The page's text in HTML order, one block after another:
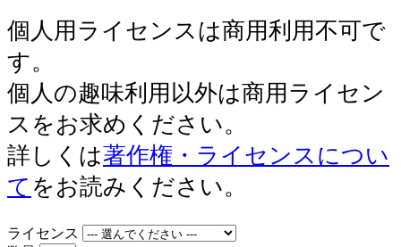
個人用ライセンスは商用利用不可で
す。
個人の趣味利用以外は商用ライセン
スをお求めください。
詳しくは著作権・ライセンスについ
て をお読みください。
ライセンス